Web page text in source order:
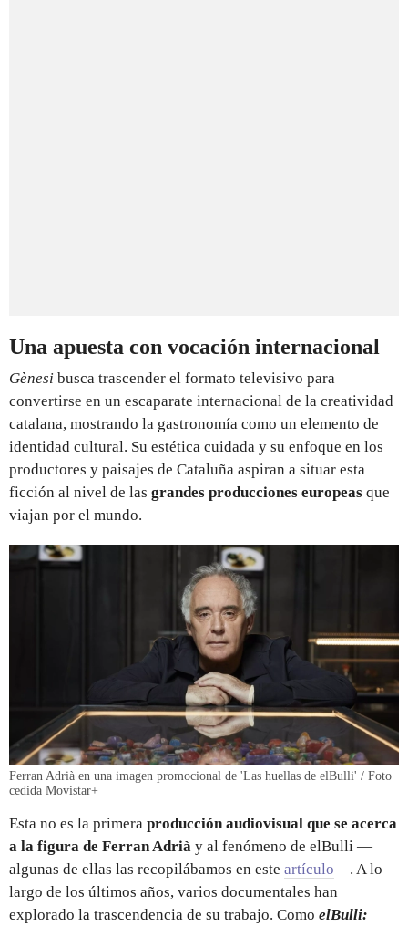
Una apuesta con vocación internacional
Gènesi busca trascender el formato televisivo para
convertirse en un escaparate internacional de la creatividad
catalana, mostrando la gastronomía como un elemento de
identidad cultural. Su estética cuidada y su enfoque en los
productores y paisajes de Cataluña aspiran a situar esta
ficción al nivel de las grandes producciones europeas que
viajan por el mundo.
Ferran Adrià en una imagen promocional de 'Las huellas de elBulli' / Foto
cedida Movistar+
Esta no es la primera producción audiovisual que se acerca
a la figura de Ferran Adrià y al fenómeno de elBulli —
algunas de ellas las recopilábamos en este artículo—. A lo
largo de los últimos años, varios documentales han
explorado la trascendencia de su trabajo. Como elBulli: